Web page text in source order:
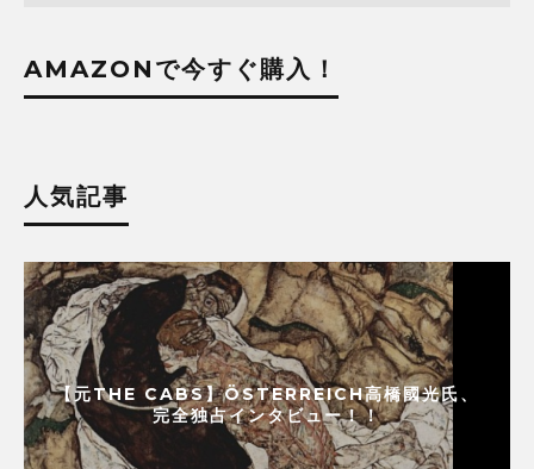
AMAZONで今すぐ購入！
人気記事
【元THE CABS】ÖSTERREICH高橋國光氏、
完全独占インタビュー！！